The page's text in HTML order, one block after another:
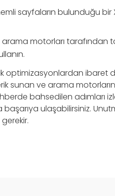
sayfaların bulunduğu bir
motorları tarafından
optimizasyonlardan ibaret
sunan ve arama
bahsedilen adımları
ulaşabilirsiniz.